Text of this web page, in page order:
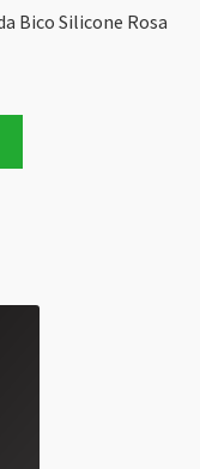
Bico Silicone Rosa